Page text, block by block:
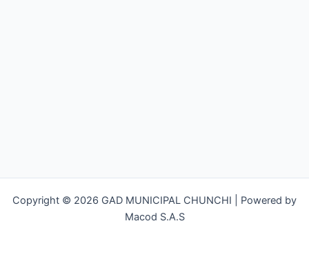
Copyright © 2026 GAD MUNICIPAL CHUNCHI | Powered by
Macod S.A.S